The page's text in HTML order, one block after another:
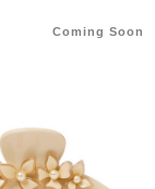
Coming Soon